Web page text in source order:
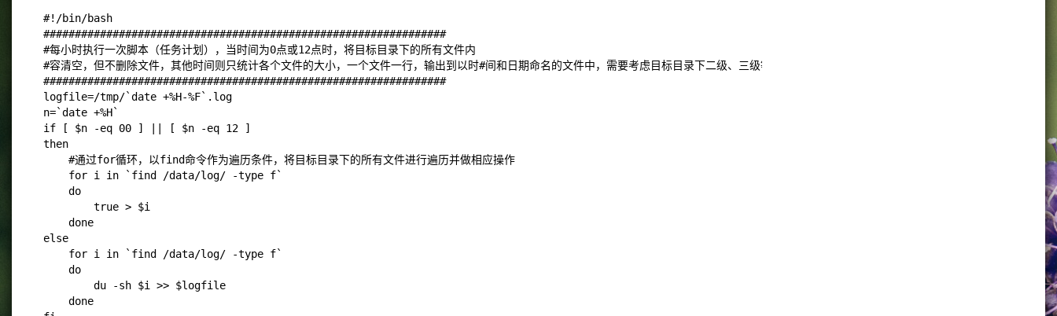
#!/bin/bash
################################################################
#每小时执行一次脚本（任务计划），当时间为0点或12点时，将目标目录下的所有文件内
#容清空，但不删除文件，其他时间则只统计各个文件的大小，一个文件一行，输出到以时#间和日期命名的文件中，需要考虑目标目录下二级、三级等子目录的文件
################################################################
logfile=/tmp/`date +%H-%F`.log
n=`date +%H`
if [ $n -eq 00 ] || [ $n -eq 12 ]
then
#通过for循环，以find命令作为遍历条件，将目标目录下的所有文件进行遍历并做相应操作
for i in `find /data/log/ -type f`
do
true > $i
done
else
for i in `find /data/log/ -type f`
do
du -sh $i >> $logfile
done